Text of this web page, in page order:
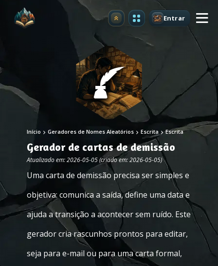
Atualizar Entrar
Início Geradores de Nomes Aleatórios Escrita Escrita
Gerador de cartas de demissão
Atualizado em: 2026-05-05 (criado em: 2026-05-05)
Uma carta de demissão precisa ser simples e
objetiva: comunica a saída, define uma data e
ajuda a transição a acontecer sem ruído. Este
gerador cria rascunhos prontos para editar,
seja para e-mail ou para uma carta formal,